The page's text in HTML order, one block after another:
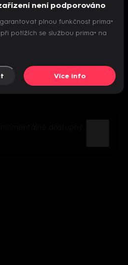
inicializovat přehrávač
není podporováno
plnou funkčnost prima+
potížích se službou prima+ na
Více info